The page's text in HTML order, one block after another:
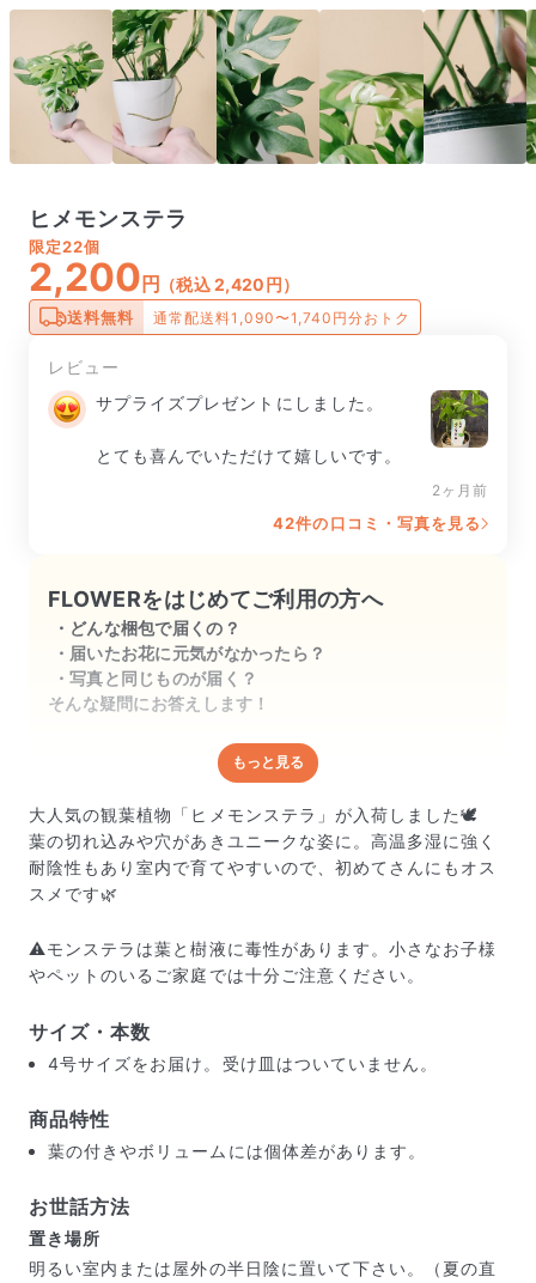
ヒメモンステラ
限定22個
2,200 円 （税込 2,420円）
送料無料 通常配送料1,090〜1,740円分おトク
レビュー
サプライズプレゼントにしました。
とても喜んでいただけて嬉しいです。
2ヶ月前
42件の口コミ・写真を見る
FLOWERをはじめてご利用の方へ
どんな梱包で届くの？
届いたお花に元気がなかったら？
写真と同じものが届く？
そんな疑問にお答えします！
どんな梱包で届くの？
出荷前に水揚げ（花が水を吸いやすくなる処理）を施
し、専用ボックスに丁寧に梱包してお届けしています。
きゅっとまとめられて一見窮屈そうに見えますが、輸送
中の衝撃による折れや擦れを軽減する効果があります。
もっと見る
大人気の観葉植物「ヒメモンステラ」が入荷しました🕊️
葉の切れ込みや穴があきユニークな姿に。高温多湿に強く
耐陰性もあり室内で育てやすいので、初めてさんにもオス
スメです🌿
⚠️モンステラは葉と樹液に毒性があります。小さなお子様
やペットのいるご家庭では十分ご注意ください。
サイズ・本数
4号サイズをお届け。受け皿はついていません。
商品特性
葉の付きやボリュームには個体差があります。
お世話方法
置き場所
明るい室内または屋外の半日陰に置いて下さい。（夏の直